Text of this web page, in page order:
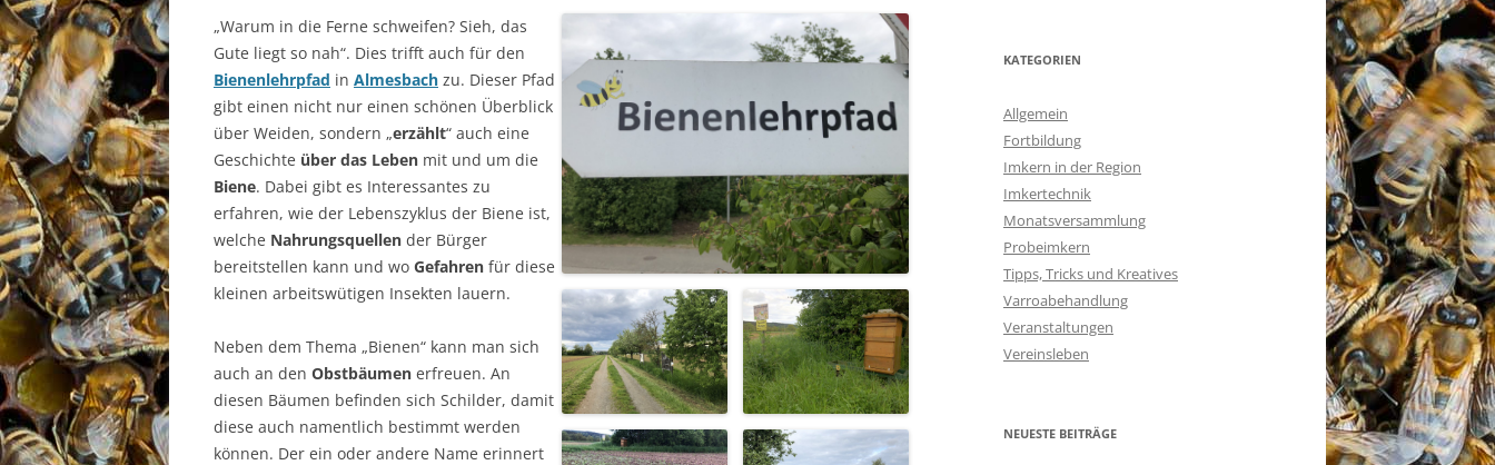
„Warum in die Ferne schweifen? Sieh, das
Gute liegt so nah“. Dies trifft auch für den
Bienenlehrpfad in Almesbach zu. Dieser Pfad
gibt einen nicht nur einen schönen Überblick
über Weiden, sondern „erzählt“ auch eine
Geschichte über das Leben mit und um die
Biene. Dabei gibt es Interessantes zu
erfahren, wie der Lebenszyklus der Biene ist,
welche Nahrungsquellen der Bürger
bereitstellen kann und wo Gefahren für diese
kleinen arbeitswütigen Insekten lauern.
Neben dem Thema „Bienen“ kann man sich
auch an den Obstbäumen erfreuen. An
diesen Bäumen befinden sich Schilder, damit
diese auch namentlich bestimmt werden
können. Der ein oder andere Name erinnert
KATEGORIEN
Allgemein
Fortbildung
Imkern in der Region
Imkertechnik
Monatsversammlung
Probeimkern
Tipps, Tricks und Kreatives
Varroabehandlung
Veranstaltungen
Vereinsleben
NEUESTE BEITRÄGE